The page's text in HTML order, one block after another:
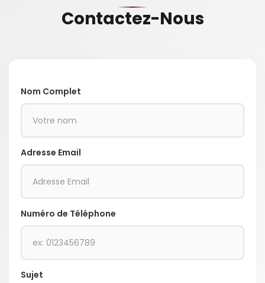
Contactez-Nous
Nom Complet
Adresse Email
Numéro de Téléphone
Sujet